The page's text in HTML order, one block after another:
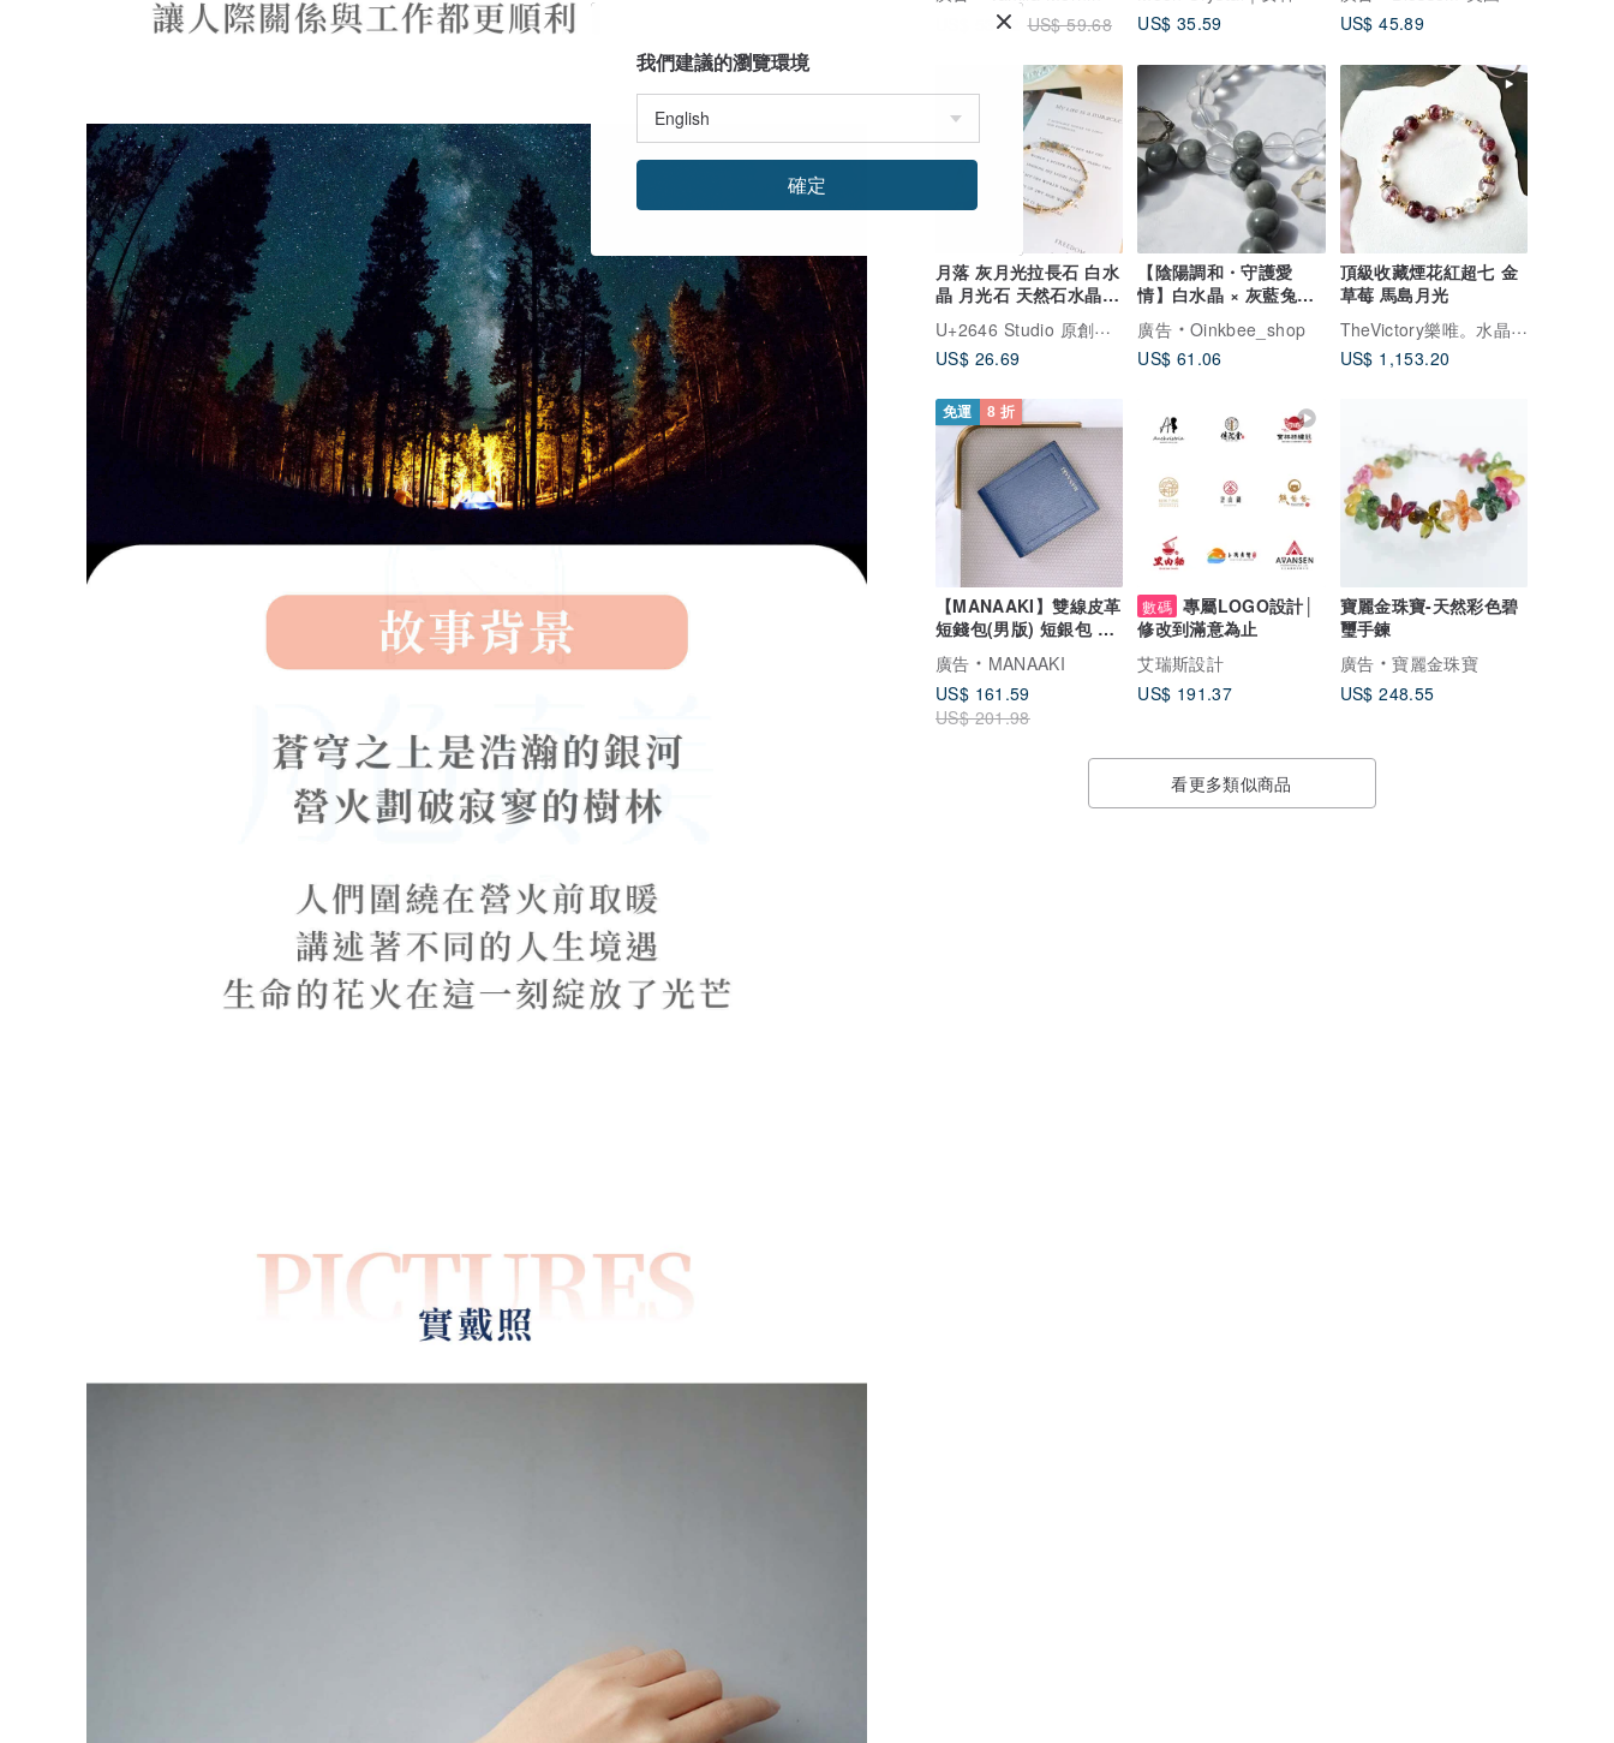
US$ 53.72
US$ 59.68
US$ 35.59
US$ 45.89
月落 灰月光拉長石 白水
晶 月光石 天然石水晶彈
U+2646 Studio 原創手作水晶飾品
US$ 26.69
【陰陽調和・守護愛
情】白水晶 × 灰藍兔毛
情侶對鏈 水晶手鍊
廣告
Oinkbee_shop
US$ 61.06
頂級收藏煙花紅超七 金
草莓 馬島月光
TheVictory樂唯。水晶珠寶
US$ 1,153.20
免運 8 折
【MANAAKI】雙線皮革
短錢包(男版) 短銀包 錢
夾 卡套
廣告
MANAAKI
US$ 161.59
US$ 201.98
數碼 專屬LOGO設計│
修改到滿意為止
艾瑞斯設計
US$ 191.37
寶麗金珠寶-天然彩色碧
璽手鍊
廣告
寶麗金珠寶
US$ 248.55
看更多類似商品
我們建議的瀏覽環境
確定